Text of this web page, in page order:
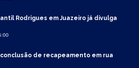
Rodrigues em Juazeiro já divulga
de recapeamento em rua